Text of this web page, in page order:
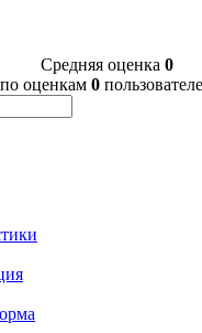
Cредняя оценка 0
оценкам 0